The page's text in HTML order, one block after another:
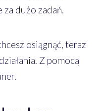
za dużo zadań.
osiągnąć, teraz
Z pomocą